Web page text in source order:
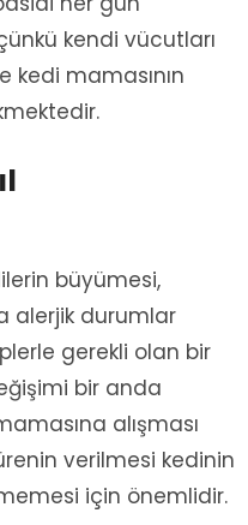
kendi vücutları
kedi mamasının
büyümesi,
alerjik durumlar
gerekli olan bir
bir anda
alışması
verilmesi kedinin
için önemlidir.